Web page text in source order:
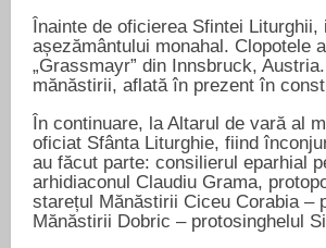
Înainte de oficierea Sfintei
așezământului monahal. Clopotele
„Grassmayr” din Innsbruck,
mănăstirii, aflată în prezent în
În continuare, la Altarul de vară al
oficiat Sfânta Liturghie, fiind
au făcut parte: consilierul eparhial
arhidiaconul Claudiu Grama,
starețul Mănăstirii Ciceu Corabia –
Mănăstirii Dobric – protosinghelul